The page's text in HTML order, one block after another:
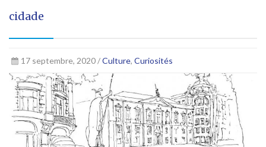
cidade
17 septembre, 2020 /Culture, Curiosités